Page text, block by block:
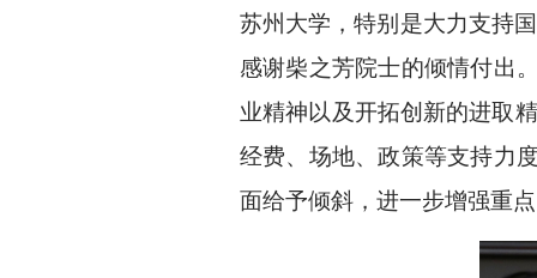
苏州大学，特别是大力支持
感谢柴之芳院士的倾情付出
业精神以及开拓创新的进取
经费、场地、政策等支持力
面给予倾斜，进一步增强重